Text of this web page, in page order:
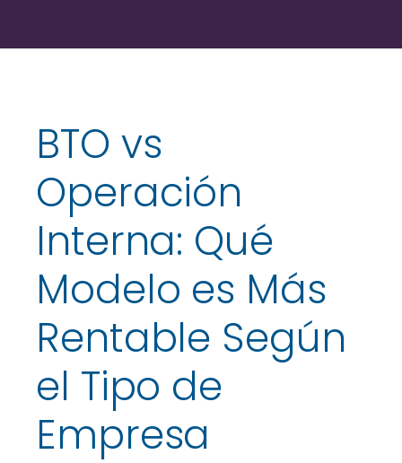
BTO vs
Operación
Interna: Qué
Modelo es Más
Rentable Según
el Tipo de
Empresa